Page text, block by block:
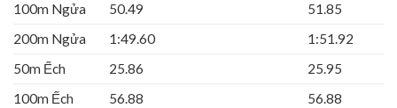
100m Ngửa
50.49
51.85
200m Ngửa
1:49.60
1:51.92
50m Ếch
25.86
25.95
100m Ếch
56.88
56.88